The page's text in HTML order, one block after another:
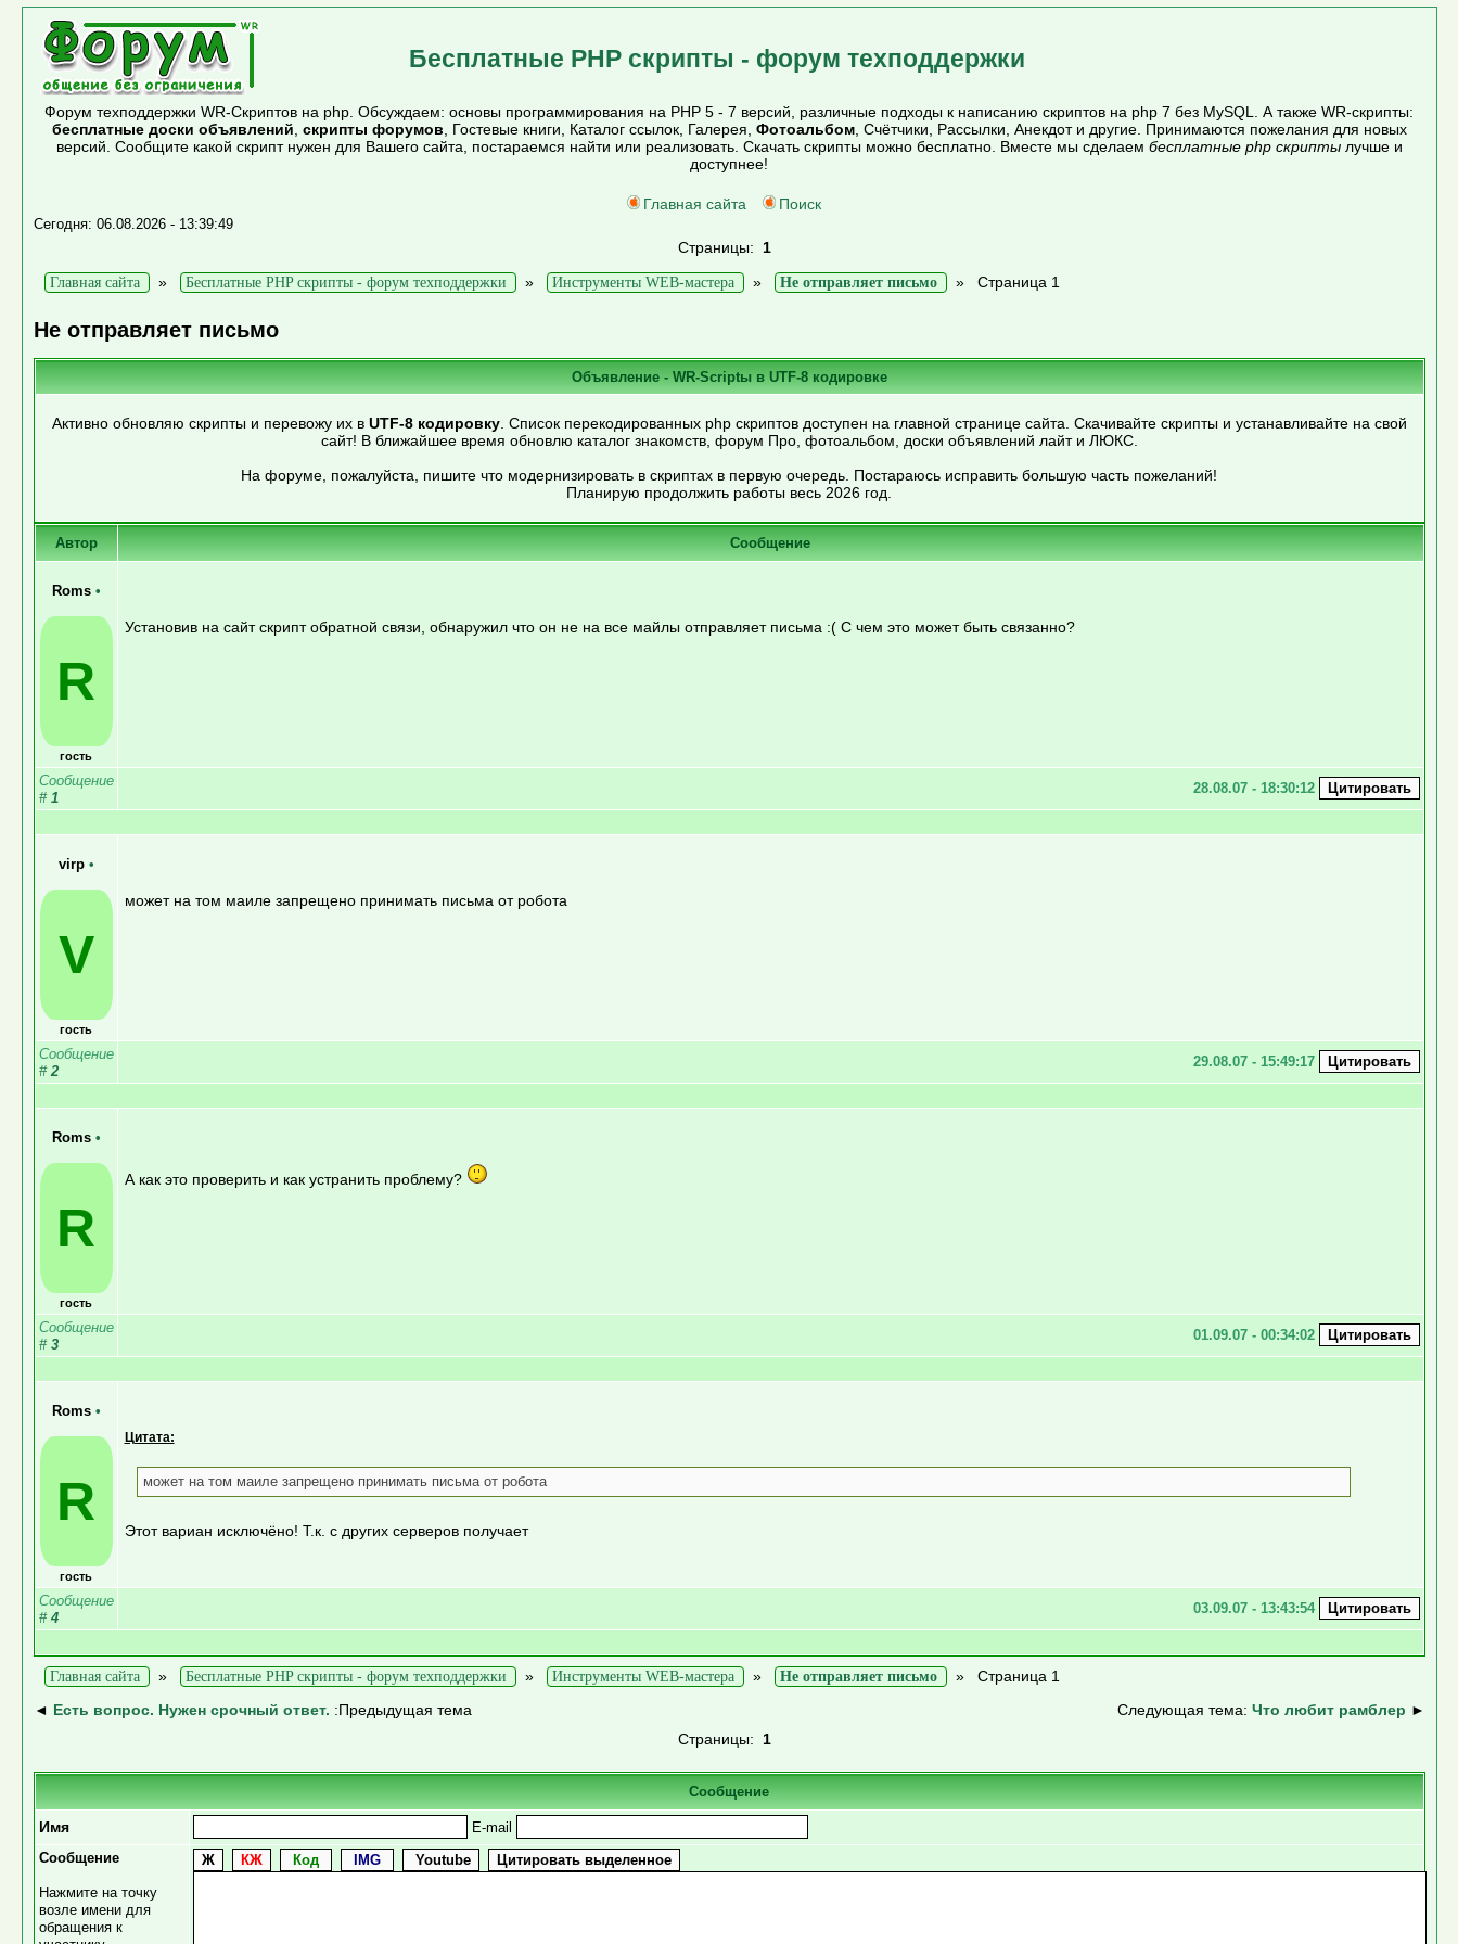
Бесплатные PHP скрипты - форум техподдержки
Форум техподдержки WR-Скриптов на php. Обсуждаем: основы программирования на PHP 5 - 7 версий, различные подходы к написанию скриптов на php 7 без MySQL. А также WR-скрипты:
бесплатные доски объявлений скрипты форумов , Гостевые книги, Каталог ссылок, Галерея, Фотоальбом, Счётчики, Рассылки, Анекдот и другие. Принимаются пожелания для новых
версий. Сообщите какой скрипт нужен для Вашего сайта, постараемся найти или реализовать. Скачать скрипты можно бесплатно. Вместе мы сделаем бесплатные php скриптылучше и
доступнее!
Главная сайта Поиск
Сегодня: 06.08.2026 - 13:39:49
Страницы: 1
Главная сайта » Бесплатные PHP скрипты - форум техподдержки » Инструменты WEB-мастера » Не отправляет письмо » Страница 1
Не отправляет письмо
Объявление - WR-Scriptы в UTF-8 кодировке
Активно обновляю скрипты и перевожу их в UTF-8 кодировку. Список перекодированных php скриптов доступен на главной странице сайта. Скачивайте скрипты и устанавливайте на свой
сайт! В ближайшее время обновлю каталог знакомств, форум Про, фотоальбом, доски объявлений лайт и ЛЮКС.
На форуме, пожалуйста, пишите что модернизировать в скриптах в первую очередь. Постараюсь исправить большую часть пожеланий!
Планирую продолжить работы весь 2026 год.
Автор Сообщение
Roms •
R
гость
Установив на сайт скрипт обратной связи, обнаружил что он не на все майлы отправляет письма :( С чем это может быть связанно?
Сообщение
# 1
28.08.07 - 18:30:12
virp •
V
гость
может на том маиле запрещено принимать письма от робота
Сообщение
# 2
29.08.07 - 15:49:17
Roms •
R
гость
А как это проверить и как устранить проблему?
Сообщение
# 3
01.09.07 - 00:34:02
Roms •
R
гость
Цитата:
может на том маиле запрещено принимать письма от робота
Этот вариан исключёно! Т.к. с других серверов получает
Сообщение
# 4
03.09.07 - 13:43:54
Главная сайта » Бесплатные PHP скрипты - форум техподдержки » Инструменты WEB-мастера » Не отправляет письмо » Страница 1
◄ Есть вопрос. Нужен срочный ответ. :Предыдущая тема Следующая тема: Что любит рамблер ►
Страницы: 1
Сообщение
Имя
E-mail
Сообщение
Нажмите на точку
возле имени для
обращения к